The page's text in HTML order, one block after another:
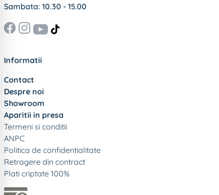
Sambata: 10.30 - 15.00
Informatii
Contact
Despre noi
Showroom
Aparitii in presa
Termeni si conditii
ANPC
Politica de confidentialitate
Retragere din contract
Plati criptate 100%